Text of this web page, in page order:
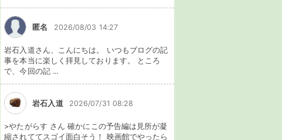
匿名 2026/08/03 14:27
岩石入道さん、こんにちは。 いつもブログの記
事を本当に楽しく拝見しております。 ところ
で、今回の記 ...
岩石入道 2026/07/31 08:28
>やたがらす さん 確かにこの予告編は見所が凝
縮されててスゴイ面白そう！ 映画館でやったら